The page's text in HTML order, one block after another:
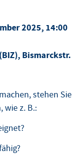
2025, 14:00
Bismarckstr.
stehen Sie
wie z. B.: